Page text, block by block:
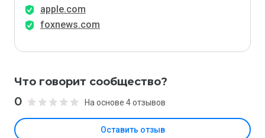
apple.com
foxnews.com
Что говорит сообщество?
0 На основе 4 отзывов
Оставить отзыв